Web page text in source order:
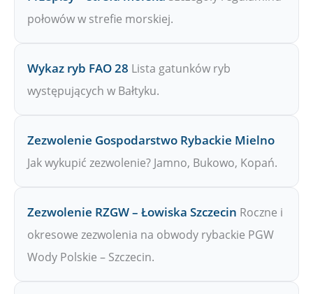
połowów w strefie morskiej.
Wykaz ryb FAO 28 Lista gatunków ryb
występujących w Bałtyku.
Zezwolenie Gospodarstwo Rybackie Mielno
Jak wykupić zezwolenie? Jamno, Bukowo, Kopań.
Zezwolenie RZGW – Łowiska Szczecin Roczne i
okresowe zezwolenia na obwody rybackie PGW
Wody Polskie – Szczecin.